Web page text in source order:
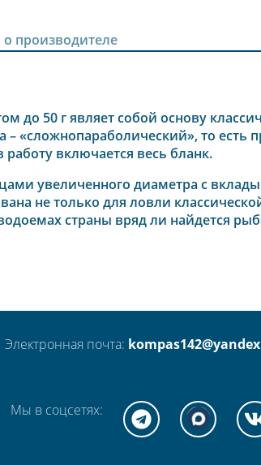
производителе
50 г являет собой основу
то есть
включается весь бланк.
увеличенного диаметра с
не только для ловли
страны вряд ли найдется
Электронная почта:
Мы в соцсетях: